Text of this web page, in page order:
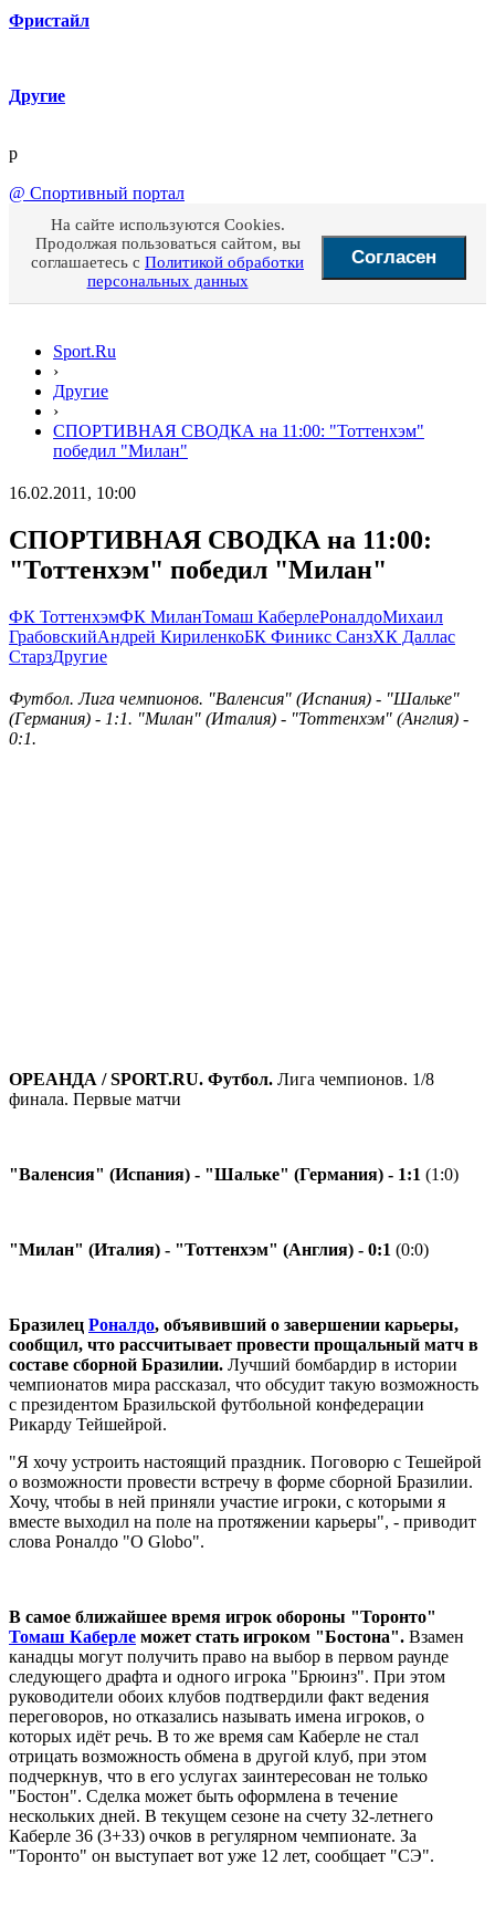
Фристайл
Другие
p
@ Спортивный портал
На сайте используются Cookies.
Продолжая пользоваться сайтом, вы
соглашаетесь с Политикой обработки
персональных данных
Согласен
Sport.Ru
›
Другие
›
СПОРТИВНАЯ СВОДКА на 11:00: "Тоттенхэм"
победил "Милан"
16.02.2011, 10:00
СПОРТИВНАЯ СВОДКА на 11:00:
"Тоттенхэм" победил "Милан"
ФК ТоттенхэмФК МиланТомаш КаберлеРоналдоМихаил
ГрабовскийАндрей КириленкоБК Финикс СанзХК Даллас
СтарзДругие
Футбол. Лига чемпионов. "Валенсия" (Испания) - "Шальке"
(Германия) - 1:1. "Милан" (Италия) - "Тоттенхэм" (Англия) -
0:1.
ОРЕАНДА / SPORT.RU. Футбол. Лига чемпионов. 1/8
финала. Первые матчи
"Валенсия" (Испания) - "Шальке" (Германия) - 1:1 (1:0)
"Милан" (Италия) - "Тоттенхэм" (Англия) - 0:1 (0:0)
Бразилец Роналдо, объявивший о завершении карьеры,
сообщил, что рассчитывает провести прощальный матч в
составе сборной Бразилии. Лучший бомбардир в истории
чемпионатов мира рассказал, что обсудит такую возможность
с президентом Бразильской футбольной конфедерации
Рикарду Тейшейрой.
"Я хочу устроить настоящий праздник. Поговорю с Тешейрой
о возможности провести встречу в форме сборной Бразилии.
Хочу, чтобы в ней приняли участие игроки, с которыми я
вместе выходил на поле на протяжении карьеры", - приводит
слова Роналдо "O Globo".
В самое ближайшее время игрок обороны "Торонто"
Томаш Каберле может стать игроком "Бостона". Взамен
канадцы могут получить право на выбор в первом раунде
следующего драфта и одного игрока "Брюинз". При этом
руководители обоих клубов подтвердили факт ведения
переговоров, но отказались называть имена игроков, о
которых идёт речь. В то же время сам Каберле не стал
отрицать возможность обмена в другой клуб, при этом
подчеркнув, что в его услугах заинтересован не только
"Бостон". Сделка может быть оформлена в течение
нескольких дней. В текущем сезоне на счету 32-летнего
Каберле 36 (3+33) очков в регулярном чемпионате. За
"Торонто" он выступает вот уже 12 лет, сообщает "СЭ".